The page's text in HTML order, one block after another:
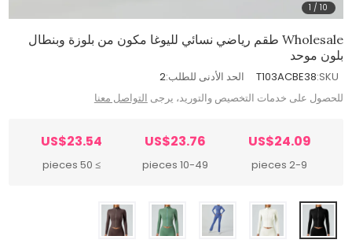
1 /10
Wholesale طقم رياضي نسائي لليوغا مكون من بلوزة وبنطال
بلون موحد
SKU:
T103ACBE38 الحد الأدنى للطلب:2
للحصول على خدمات التخصيص والتوريد، يرجى التواصل معنا
US$24.09
2-9 pieces
US$23.76
10-49 pieces
US$23.54
≥ 50 pieces